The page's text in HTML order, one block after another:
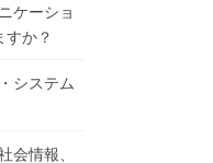
ケーショ
すか？
システム
会情報、